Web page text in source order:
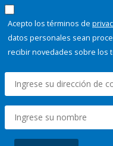
Acepto los términos de
datos personales sean
recibir novedades sobre los